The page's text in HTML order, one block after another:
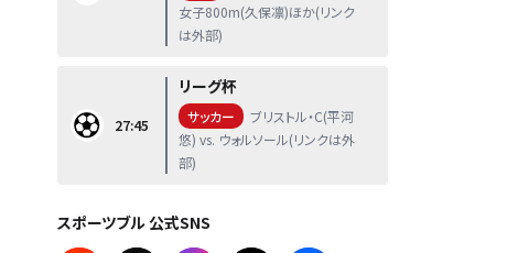
女子800m(久保凛)ほか(リンク
は外部)
27:45
リーグ杯
サッカー
ブリストル・C(平河
悠) vs. ウォルソール(リンクは外
部)
スポーツブル 公式SNS